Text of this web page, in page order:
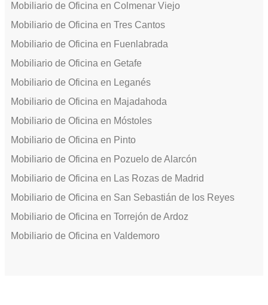
Mobiliario de Oficina en Colmenar Viejo
Mobiliario de Oficina en Tres Cantos
Mobiliario de Oficina en Fuenlabrada
Mobiliario de Oficina en Getafe
Mobiliario de Oficina en Leganés
Mobiliario de Oficina en Majadahoda
Mobiliario de Oficina en Móstoles
Mobiliario de Oficina en Pinto
Mobiliario de Oficina en Pozuelo de Alarcón
Mobiliario de Oficina en Las Rozas de Madrid
Mobiliario de Oficina en San Sebastián de los Reyes
Mobiliario de Oficina en Torrejón de Ardoz
Mobiliario de Oficina en Valdemoro